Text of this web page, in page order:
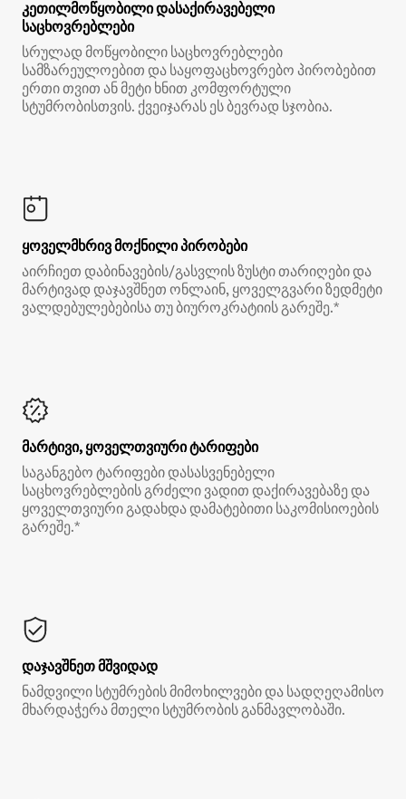
კეთილმოწყობილი დასაქირავებელი
საცხოვრებლები
სრულად მოწყობილი საცხოვრებლები
სამზარეულოებით და საყოფაცხოვრებო პირობებით
ერთი თვით ან მეტი ხნით კომფორტული
სტუმრობისთვის. ქვეიჯარას ეს ბევრად სჯობია.
ყოველმხრივ მოქნილი პირობები
აირჩიეთ დაბინავების/გასვლის ზუსტი თარიღები და
მარტივად დაჯავშნეთ ონლაინ, ყოველგვარი ზედმეტი
ვალდებულებებისა თუ ბიუროკრატიის გარეშე.*
მარტივი, ყოველთვიური ტარიფები
საგანგებო ტარიფები დასასვენებელი
საცხოვრებლების გრძელი ვადით დაქირავებაზე და
ყოველთვიური გადახდა დამატებითი საკომისიოების
გარეშე.*
დაჯავშნეთ მშვიდად
ნამდვილი სტუმრების მიმოხილვები და სადღეღამისო
მხარდაჭერა მთელი სტუმრობის განმავლობაში.